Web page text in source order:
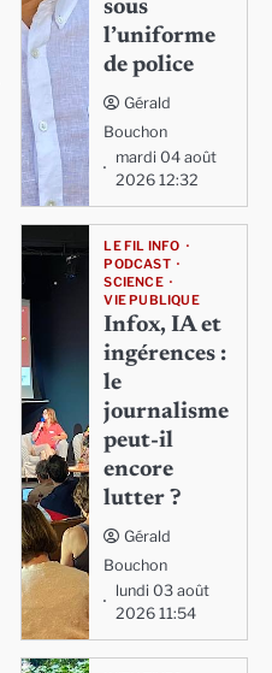
sous
l’uniforme
de police
Gérald
Bouchon
mardi 04 août
2026 12:32
LE FIL INFO
PODCAST
SCIENCE
VIE PUBLIQUE
Infox, IA et
ingérences :
le
journalisme
peut-il
encore
lutter ?
Gérald
Bouchon
lundi 03 août
2026 11:54